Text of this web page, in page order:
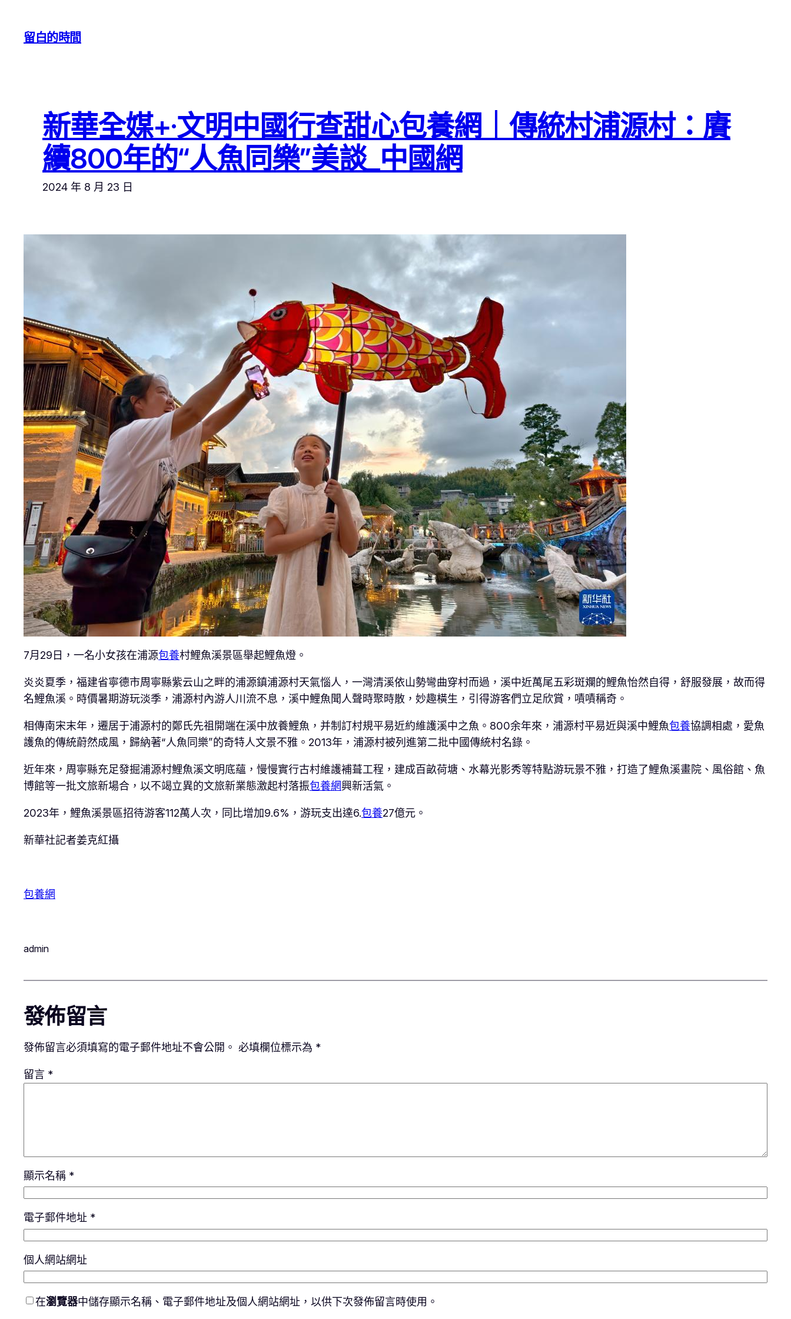
留白的時間
新華全媒+·文明中國行查甜心包養網｜傳統村浦源村：賡
續800年的“人魚同樂”美談_中國網
2024 年 8 月 23 日
7月29日，一名小女孩在浦源包養村鯉魚溪景區舉起鯉魚燈。
炎炎夏季，福建省寧德市周寧縣紫云山之畔的浦源鎮浦源村天氣惱人，一灣清溪依山勢彎曲穿村而過，溪中近萬尾五彩斑斕的鯉魚怡然自得，舒服發展，故而得
名鯉魚溪。時價暑期游玩淡季，浦源村內游人川流不息，溪中鯉魚聞人聲時聚時散，妙趣橫生，引得游客們立足欣賞，嘖嘖稱奇。
相傳南宋末年，遷居于浦源村的鄭氏先祖開端在溪中放養鯉魚，并制訂村規平易近約維護溪中之魚。800余年來，浦源村平易近與溪中鯉魚包養協調相處，愛魚
護魚的傳統蔚然成風，歸納著“人魚同樂”的奇特人文景不雅。2013年，浦源村被列進第二批中國傳統村名錄。
近年來，周寧縣充足發掘浦源村鯉魚溪文明底蘊，慢慢實行古村維護補葺工程，建成百畝荷塘、水幕光影秀等特點游玩景不雅，打造了鯉魚溪畫院、風俗館、魚
博館等一批文旅新場合，以不竭立異的文旅新業態激起村落振包養網興新活氣。
2023年，鯉魚溪景區招待游客112萬人次，同比增加9.6%，游玩支出達6.包養27億元。
新華社記者姜克紅攝
包養網
admin
發佈留言
發佈留言必須填寫的電子郵件地址不會公開。 必填欄位標示為 *
留言 *
顯示名稱 *
電子郵件地址 *
個人網站網址
在瀏覽器中儲存顯示名稱、電子郵件地址及個人網站網址，以供下次發佈留言時使用。